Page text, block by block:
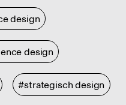
design
design
#strategisch design